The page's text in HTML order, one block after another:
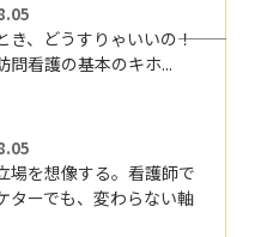
、どうすりゃいいの―――！
問看護の基本のキホ...
場を想像する。看護師で
ターでも、変わらない軸